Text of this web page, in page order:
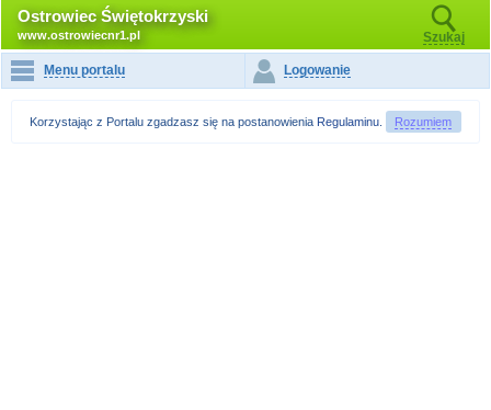
Ostrowiec Świętokrzyski
www.ostrowiecnr1.pl Szukaj
Menu portalu Logowanie
Korzystając z Portalu zgadzasz się na postanowienia Regulaminu Rozumiem